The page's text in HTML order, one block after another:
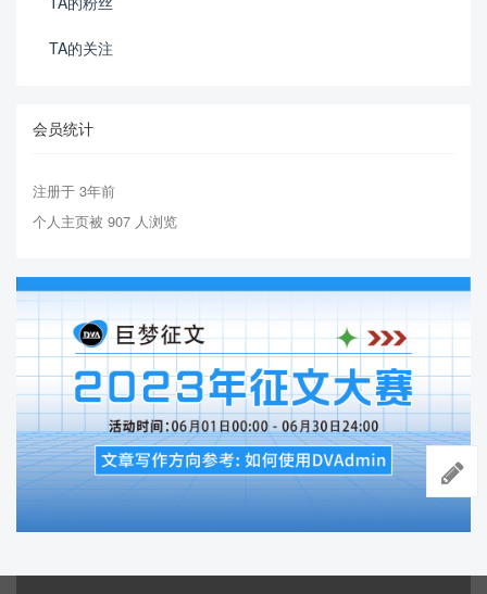
TA的关注
会员统计
注册于 3年前
个人主页被 907 人浏览